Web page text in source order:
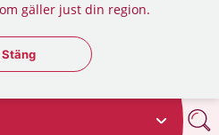
gäller just din region.
Stäng regionsväljaren
Stäng